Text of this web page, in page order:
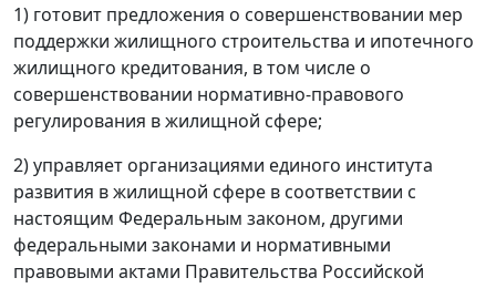
1) готовит предложения о совершенствовании мер
поддержки жилищного строительства и ипотечного
жилищного кредитования, в том числе о
совершенствовании нормативно-правового
регулирования в жилищной сфере;
2) управляет организациями единого института
развития в жилищной сфере в соответствии с
настоящим Федеральным законом, другими
федеральными законами и нормативными
правовыми актами Правительства Российской